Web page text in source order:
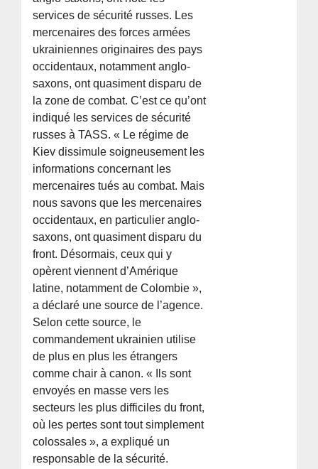
services de sécurité russes. Les
mercenaires des forces armées
ukrainiennes originaires des pays
occidentaux, notamment anglo-
saxons, ont quasiment disparu de
la zone de combat. C’est ce qu’ont
indiqué les services de sécurité
russes à TASS. « Le régime de
Kiev dissimule soigneusement les
informations concernant les
mercenaires tués au combat. Mais
nous savons que les mercenaires
occidentaux, en particulier anglo-
saxons, ont quasiment disparu du
front. Désormais, ceux qui y
opèrent viennent d’Amérique
latine, notamment de Colombie »,
a déclaré une source de l’agence.
Selon cette source, le
commandement ukrainien utilise
de plus en plus les étrangers
comme chair à canon. « Ils sont
envoyés en masse vers les
secteurs les plus difficiles du front,
où les pertes sont tout simplement
colossales », a expliqué un
responsable de la sécurité.